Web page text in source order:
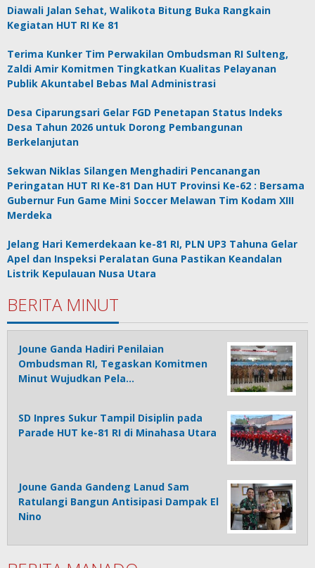
Diawali Jalan Sehat, Walikota Bitung Buka Rangkain
Kegiatan HUT RI Ke 81
Terima Kunker Tim Perwakilan Ombudsman RI Sulteng,
Zaldi Amir Komitmen Tingkatkan Kualitas Pelayanan
Publik Akuntabel Bebas Mal Administrasi
Desa Ciparungsari Gelar FGD Penetapan Status Indeks
Desa Tahun 2026 untuk Dorong Pembangunan
Berkelanjutan
Sekwan Niklas Silangen Menghadiri Pencanangan
Peringatan HUT RI Ke-81 Dan HUT Provinsi Ke-62 : Bersama
Gubernur Fun Game Mini Soccer Melawan Tim Kodam XIII
Merdeka
Jelang Hari Kemerdekaan ke-81 RI, PLN UP3 Tahuna Gelar
Apel dan Inspeksi Peralatan Guna Pastikan Keandalan
Listrik Kepulauan Nusa Utara
BERITA MINUT
Joune Ganda Hadiri Penilaian
Ombudsman RI, Tegaskan Komitmen
Minut Wujudkan Pela…
SD Inpres Sukur Tampil Disiplin pada
Parade HUT ke-81 RI di Minahasa Utara
Joune Ganda Gandeng Lanud Sam
Ratulangi Bangun Antisipasi Dampak El
Nino